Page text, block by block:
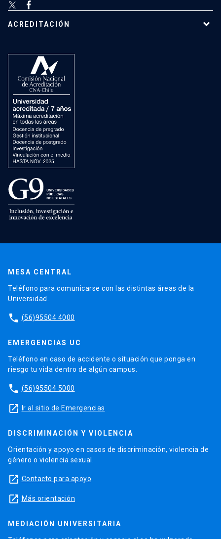
ACREDITACIÓN
MESA CENTRAL
Teléfono para comunicarse con las distintas áreas de la
Universidad.
phone (56)95504 4000
EMERGENCIAS UC
Teléfono en caso de accidente o situación que ponga en
riesgo tu vida dentro de algún campus.
phone (56)95504 5000
launch Ir al sitio de Emergencias
DISCRIMINACIÓN Y VIOLENCIA
Orientación y apoyo en casos de discriminación, violencia de
género o violencia sexual.
launch Contacto para apoyo
launch Más orientación
MEDIACIÓN UNIVERSITARIA